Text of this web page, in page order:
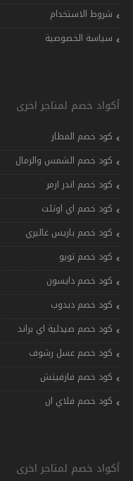
شروط الاستخدام
سياسة الخصوصية
أكواد خصم لمتاجر اخرى
كود خصم المطار
كود خصم الشمس والرمال
كود خصم اندر ارمر
كود خصم اي اوتلت
كود خصم باريس غاليري
كود خصم تويو
كود خصم دايسون
كود خصم دبدوب
كود خصم صيدلية اي براند
كود خصم عسل رشوف
كود خصم فارفيتش
كود خصم فلاي ان
أكواد خصم لمتاجر اخرى